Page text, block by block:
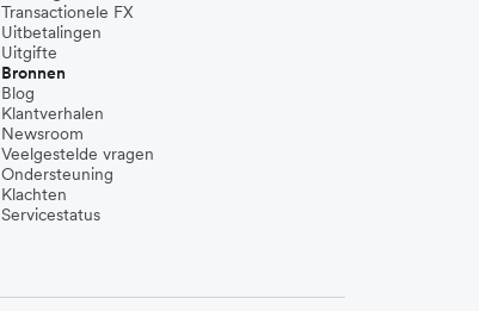
Transactionele FX
Uitbetalingen
Uitgifte
Bronnen
Blog
Klantverhalen
Newsroom
Veelgestelde vragen
Ondersteuning
Klachten
Servicestatus